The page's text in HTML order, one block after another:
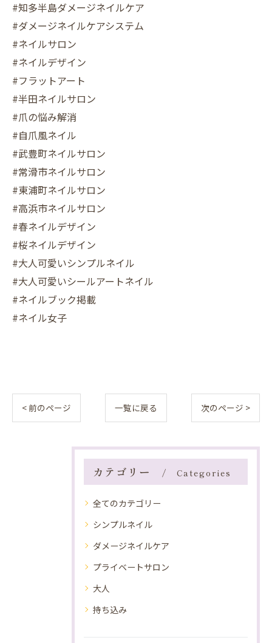
#知多半島ダメージネイルケア
#ダメージネイルケアシステム
#ネイルサロン
#ネイルデザイン
#フラットアート
#半田ネイルサロン
#爪の悩み解消
#自爪風ネイル
#武豊町ネイルサロン
#常滑市ネイルサロン
#東浦町ネイルサロン
#高浜市ネイルサロン
#春ネイルデザイン
#桜ネイルデザイン
#大人可愛いシンプルネイル
#大人可愛いシールアートネイル
#ネイルブック掲載
#ネイル女子
< 前のページ 一覧に戻る 次のページ >
カテゴリー Categories
全てのカテゴリー
シンプルネイル
ダメージネイルケア
プライベートサロン
大人
持ち込み